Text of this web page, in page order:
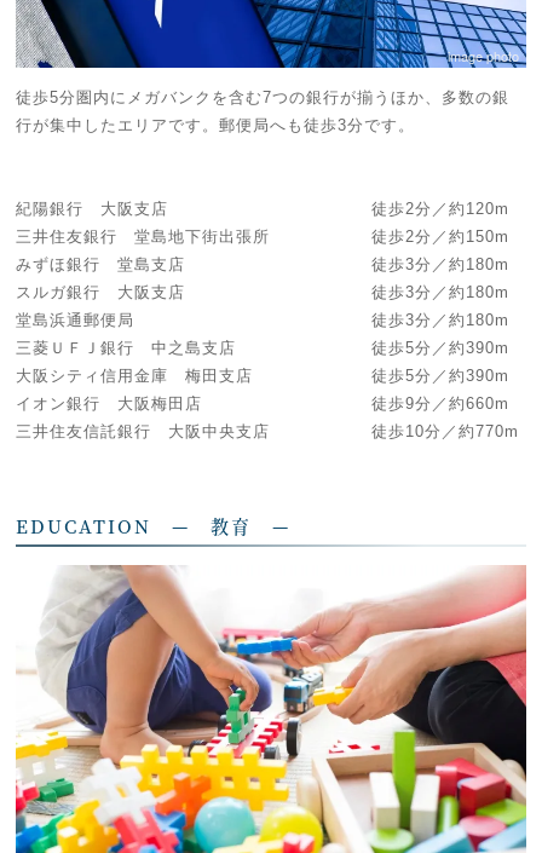
image photo
徒歩5分圏内にメガバンクを含む7つの銀行が揃うほか、多数の銀
行が集中したエリアです。郵便局へも徒歩3分です。
紀陽銀行 大阪支店 徒歩2分／約120m
三井住友銀行 堂島地下街出張所 徒歩2分／約150m
みずほ銀行 堂島支店 徒歩3分／約180m
スルガ銀行 大阪支店 徒歩3分／約180m
堂島浜通郵便局 徒歩3分／約180m
三菱ＵＦＪ銀行 中之島支店 徒歩5分／約390m
大阪シティ信用金庫 梅田支店 徒歩5分／約390m
イオン銀行 大阪梅田店 徒歩9分／約660m
三井住友信託銀行 大阪中央支店 徒歩10分／約770m
EDUCATION — 教育 —